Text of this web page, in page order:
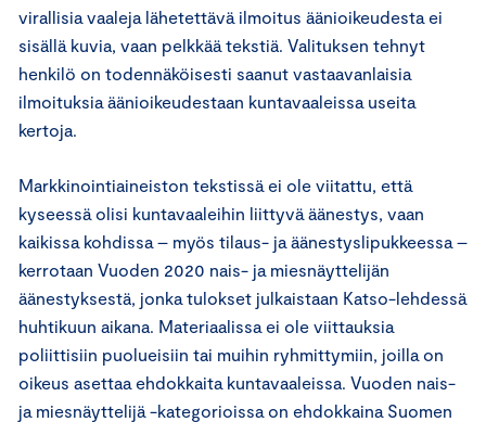
virallisia vaaleja lähetettävä ilmoitus äänioikeudesta ei
sisällä kuvia, vaan pelkkää tekstiä. Valituksen tehnyt
henkilö on todennäköisesti saanut vastaavanlaisia
ilmoituksia äänioikeudestaan kuntavaaleissa useita
kertoja.
Markkinointiaineiston tekstissä ei ole viitattu, että
kyseessä olisi kuntavaaleihin liittyvä äänestys, vaan
kaikissa kohdissa – myös tilaus- ja äänestyslipukkeessa –
kerrotaan Vuoden 2020 nais- ja miesnäyttelijän
äänestyksestä, jonka tulokset julkaistaan Katso-lehdessä
huhtikuun aikana. Materiaalissa ei ole viittauksia
poliittisiin puolueisiin tai muihin ryhmittymiin, joilla on
oikeus asettaa ehdokkaita kuntavaaleissa. Vuoden nais-
ja miesnäyttelijä -kategorioissa on ehdokkaina Suomen